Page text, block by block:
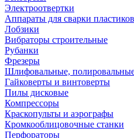
Электроотвертки
Аппараты для сварки
Лобзики
Вибраторы строительные
Рубанки
Фрезеры
Шлифовальные,
Гайковерты и винтоверты
Пилы дисковые
Компрессоры
Краскопульты и аэрографы
Кромкооблицовочные станки
Перфораторы